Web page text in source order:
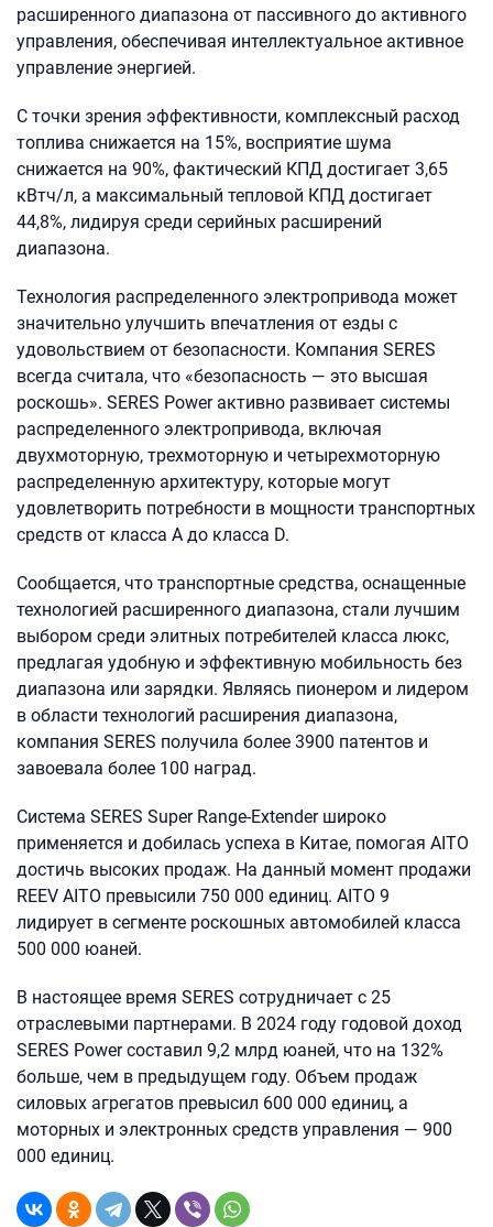
расширенного диапазона от пассивного до активного
управления, обеспечивая интеллектуальное активное
управление энергией.
С точки зрения эффективности, комплексный расход
топлива снижается на 15%, восприятие шума
снижается на 90%, фактический КПД достигает 3,65
кВтч/л, а максимальный тепловой КПД достигает
44,8%, лидируя среди серийных расширений
диапазона.
Технология распределенного электропривода может
значительно улучшить впечатления от езды с
удовольствием от безопасности. Компания SERES
всегда считала, что «безопасность — это высшая
роскошь». SERES Power активно развивает системы
распределенного электропривода, включая
двухмоторную, трехмоторную и четырехмоторную
распределенную архитектуру, которые могут
удовлетворить потребности в мощности транспортных
средств от класса А до класса D.
Сообщается, что транспортные средства, оснащенные
технологией расширенного диапазона, стали лучшим
выбором среди элитных потребителей класса люкс,
предлагая удобную и эффективную мобильность без
диапазона или зарядки. Являясь пионером и лидером
в области технологий расширения диапазона,
компания SERES получила более 3900 патентов и
завоевала более 100 наград.
Система SERES Super Range-Extender широко
применяется и добилась успеха в Китае, помогая AITO
достичь высоких продаж. На данный момент продажи
REEV AITO превысили 750 000 единиц. AITO 9
лидирует в сегменте роскошных автомобилей класса
500 000 юаней.
В настоящее время SERES сотрудничает с 25
отраслевыми партнерами. В 2024 году годовой доход
SERES Power составил 9,2 млрд юаней, что на 132%
больше, чем в предыдущем году. Объем продаж
силовых агрегатов превысил 600 000 единиц, а
моторных и электронных средств управления — 900
000 единиц.